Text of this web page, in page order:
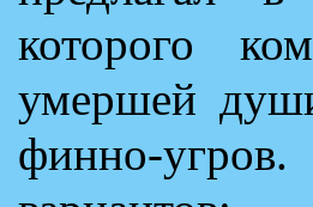
которого
умершей
финно-